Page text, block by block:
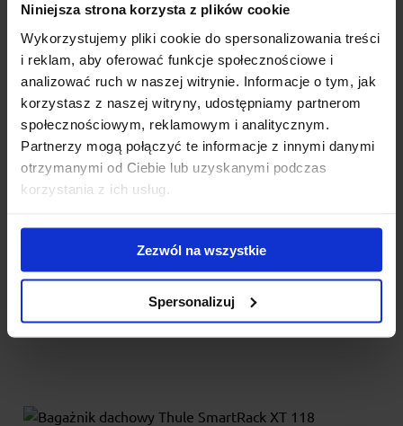
Niniejsza strona korzysta z plików cookie
Wykorzystujemy pliki cookie do spersonalizowania treści
i reklam, aby oferować funkcje społecznościowe i
analizować ruch w naszej witrynie. Informacje o tym, jak
korzystasz z naszej witryny, udostępniamy partnerom
społecznościowym, reklamowym i analitycznym.
Partnerzy mogą połączyć te informacje z innymi danymi
otrzymanymi od Ciebie lub uzyskanymi podczas
korzystania z ich usług.
Zezwól na wszystkie
Spersonalizuj
Bagażnik dachowy na relingi Cruz Airo 118 + stopy
Cruz fix raised railing
Cruz Airo to aerodynamiczny, estetyczny i wytrzymały
bagażnik do do aut z relingami. Aluminiowa belka w kształ...
838.00 zł